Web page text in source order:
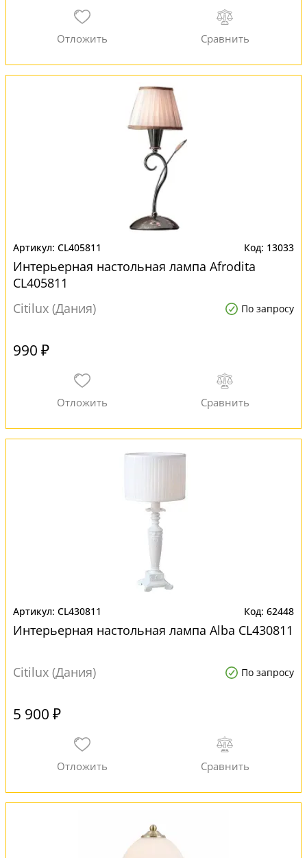
CL405811 13033
Интерьерная настольная лампа Afrodita
CL405811
Citilux (Дания)
По запросу
990 ₽
CL430811 62448
Интерьерная настольная лампа Alba CL430811
Citilux (Дания) По запросу
5 900 ₽